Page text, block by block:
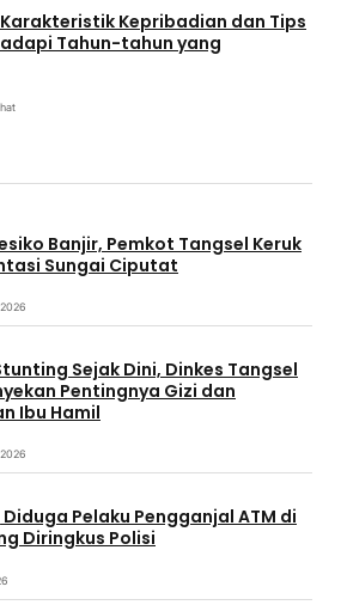
Kepribadian dan Tips
Tahun-tahun yang
Banjir, Pemkot Tangsel Keruk
Sungai Ciputat
Sejak Dini, Dinkes Tangsel
Pentingnya Gizi dan
Ibu Hamil
Pelaku Pengganjal ATM di
Diringkus Polisi